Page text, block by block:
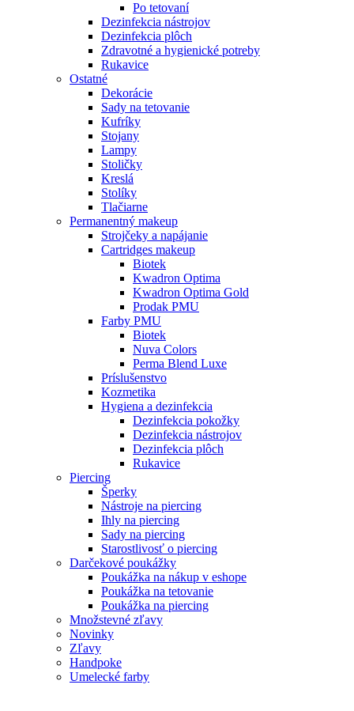
Po tetovaní
Dezinfekcia nástrojov
Dezinfekcia plôch
Zdravotné a hygienické potreby
Rukavice
Ostatné
Dekorácie
Sady na tetovanie
Kufríky
Stojany
Lampy
Stoličky
Kreslá
Stolíky
Tlačiarne
Permanentný makeup
Strojčeky a napájanie
Cartridges makeup
Biotek
Kwadron Optima
Kwadron Optima Gold
Prodak PMU
Farby PMU
Biotek
Nuva Colors
Perma Blend Luxe
Príslušenstvo
Kozmetika
Hygiena a dezinfekcia
Dezinfekcia pokožky
Dezinfekcia nástrojov
Dezinfekcia plôch
Rukavice
Piercing
Šperky
Nástroje na piercing
Ihly na piercing
Sady na piercing
Starostlivosť o piercing
Darčekové poukážky
Poukážka na nákup v eshope
Poukážka na tetovanie
Poukážka na piercing
Množstevné zľavy
Novinky
Zľavy
Handpoke
Umelecké farby